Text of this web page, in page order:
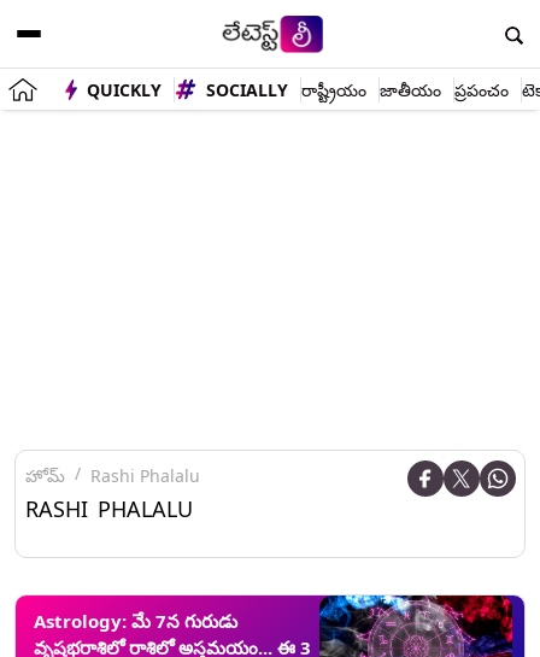
QUICKLY SOCIALLY రాష్ట్రీయం జాతీయం ప్రపంచం
హోమ్ Rashi Phalalu
RASHI PHALALU
Astrology: మే 7న గురుడు
వృషభరాశిలో రాశిలో అస్తమయం... ఈ 3